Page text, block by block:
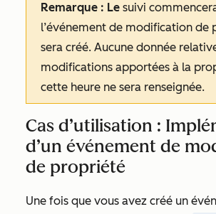
Remarque : Le suivi
l’événement de modification de
sera créé. Aucune donnée
modifications apportées à la
cette heure ne sera renseignée.
Cas d’utilisation :
d’un événement de
de propriété
Une fois que vous avez créé un